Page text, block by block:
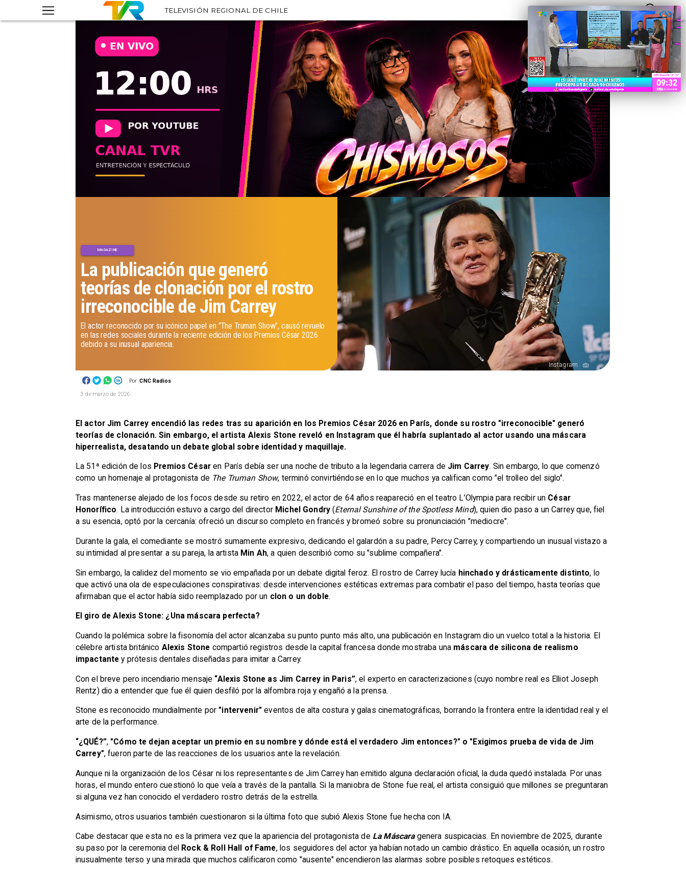
TELEVISIÓN REGIONAL DE CHILE
Instagram
Por CNC Radios
La publicación que generó
teorías de clonación por el rostro
irreconocible de Jim Carrey
MAGAZINE
El actor reconocido por su icónico papel en "The Truman Show", causó revuelo
en las redes sociales durante la reciente edición de los Premios César 2026
debido a su inusual apariencia.
3 de marzo de 2026
El actor Jim Carrey encendió las redes tras su aparición en los Premios César 2026 en París, donde su rostro "irreconocible" generó
teorías de clonación. Sin embargo, el artista Alexis Stone reveló en Instagram que él habría suplantado al actor usando una máscara
hiperrealista, desatando un debate global sobre identidad y maquillaje.
La 51ª edición de los Premios Césaren París debía ser una noche de tributo a la legendaria carrera de Jim Carrey. Sin embargo, lo que comenzó
como un homenaje al protagonista de The Truman Show, terminó convirtiéndose en lo que muchos ya califican como "el trolleo del siglo".
Tras mantenerse alejado de los focos desde su retiro en 2022, el actor de 64 años reapareció en el teatro L’Olympia para recibir un César
Honorífico. La introducción estuvo a cargo del director Michel Gondry (Eternal Sunshine of the Spotless Mind), quien dio paso a un Carrey que, fiel
a su esencia, optó por la cercanía: ofreció un discurso completo en francés y bromeó sobre su pronunciación "mediocre".
Durante la gala, el comediante se mostró sumamente expresivo, dedicando el galardón a su padre, Percy Carrey, y compartiendo un inusual vistazo a
su intimidad al presentar a su pareja, la artista Min Ah, a quien describió como su "sublime compañera".
Sin embargo, la calidez del momento se vio empañada por un debate digital feroz. El rostro de Carrey lucía hinchado y drásticamente distinto, lo
que activó una ola de especulaciones conspirativas: desde intervenciones estéticas extremas para combatir el paso del tiempo, hasta teorías que
afirmaban que el actor había sido reemplazado por un clon o un doble.
El giro de Alexis Stone: ¿Una máscara perfecta?
Cuando la polémica sobre la fisonomía del actor alcanzaba su punto punto más alto, una publicación en Instagram dio un vuelco total a la historia. El
célebre artista británico Alexis Stone compartió registros desde la capital francesa donde mostraba una máscara de silicona de realismo
impactante y prótesis dentales diseñadas para imitar a Carrey.
Con el breve pero incendiario mensaje “Alexis Stone as Jim Carrey in Paris”, el experto en caracterizaciones (cuyo nombre real es Elliot Joseph
Rentz) dio a entender que fue él quien desfiló por la alfombra roja y engañó a la prensa.
Stone es reconocido mundialmente por "intervenir" eventos de alta costura y galas cinematográficas, borrando la frontera entre la identidad real y el
arte de la performance.
“¿QUÉ?”, "Cómo te dejan aceptar un premio en su nombre y dónde está el verdadero Jim entonces?" o "Exigimos prueba de vida de Jim
Carrey", fueron parte de las reacciones de los usuarios ante la revelación.
Aunque ni la organización de los César ni los representantes de Jim Carrey han emitido alguna declaración oficial, la duda quedó instalada. Por unas
horas, el mundo entero cuestionó lo que veía a través de la pantalla. Si la maniobra de Stone fue real, el artista consiguió que millones se preguntaran
si alguna vez han conocido el verdadero rostro detrás de la estrella.
Asimismo, otros usuarios también cuestionaron si la última foto que subió Alexis Stone fue hecha con IA.
Cabe destacar que esta no es la primera vez que la apariencia del protagonista de La Máscara genera suspicacias. En noviembre de 2025, durante
su paso por la ceremonia del Rock & Roll Hall of Fame, los seguidores del actor ya habían notado un cambio drástico. En aquella ocasión, un rostro
inusualmente terso y una mirada que muchos calificaron como "ausente" encendieron las alarmas sobre posibles retoques estéticos.